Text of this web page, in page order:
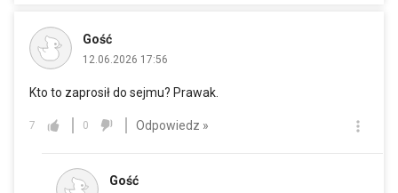
Gość
12.06.2026 17:56
Kto to zaprosił do sejmu? Prawak.
7 0 Odpowiedz »
Gość